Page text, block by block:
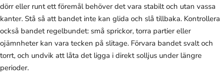
dörr eller runt ett föremål behöver det vara stabilt och utan vassa
kanter. Stå så att bandet inte kan glida och slå tillbaka. Kontrollera
också bandet regelbundet: små sprickor, torra partier eller
ojämnheter kan vara tecken på slitage. Förvara bandet svalt och
torrt, och undvik att låta det ligga i direkt solljus under längre
perioder.